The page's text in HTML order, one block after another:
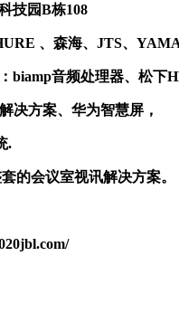
技园B栋108
、森海、JTS、
biamp音频处理器、松下
决方案、华为智慧屏，
.
的会议室视讯解决方案。